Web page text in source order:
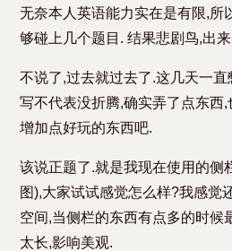
无奈本人英语能力实在是有限,所
够碰上几个题目. 结果悲剧鸟,出
不说了,过去就过去了.这几天一
写不代表没折腾,确实弄了点东西
增加点好玩的东西吧.
该说正题了.就是我现在使用的侧
图),大家试试感觉怎么样?我感觉
空间,当侧栏的东西有点多的时候
太长,影响美观.